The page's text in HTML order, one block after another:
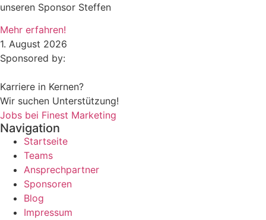
unseren Sponsor Steffen
Mehr erfahren!
1. August 2026
Sponsored by:
Karriere in Kernen?
Wir suchen Unterstützung!
Jobs bei Finest Marketing
Navigation
Startseite
Teams
Ansprechpartner
Sponsoren
Blog
Impressum